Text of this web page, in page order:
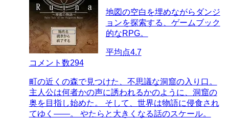
地図の空白を埋めながらダンジ
ョンを探索する、ゲームブック
的なRPG。
平均点4.7
コメント数294
町の近くの森で見つけた、不思議な洞窟の入り口。
主人公は何者かの声に誘われるかのように、洞窟の
奥を目指し始めた。 そして、世界は物語に侵食され
てゆく――。 やたらと大きくなる話のスケール。